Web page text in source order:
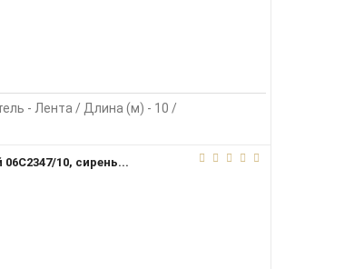
- Лента / Длина (м) - 10 /
10, сирень...